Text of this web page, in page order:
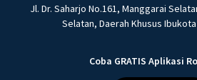
Jl. Dr. Saharjo No.161, Manggarai
Selatan, Daerah Khusus
Coba GRATIS Aplikasi